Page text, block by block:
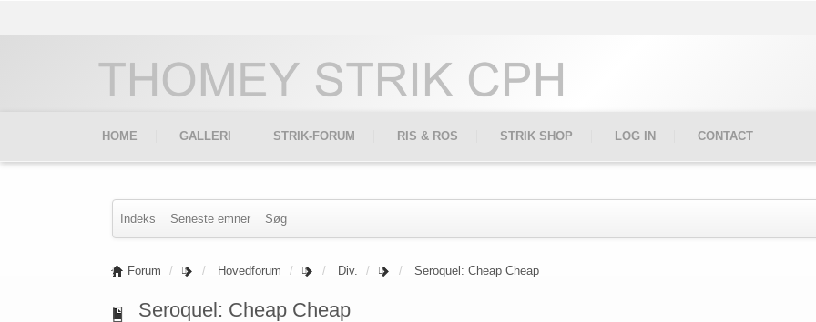
HOME GALLERI STRIK-FORUM RIS & ROS STRIK SHOP LOG IN CONTACT
Indeks Seneste emner Søg
Forum Hovedforum Div. Seroquel: Cheap Cheap
Seroquel: Cheap Cheap